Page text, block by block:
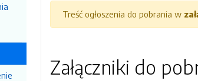
Treść ogłoszenia do pobrania w
Załączniki do